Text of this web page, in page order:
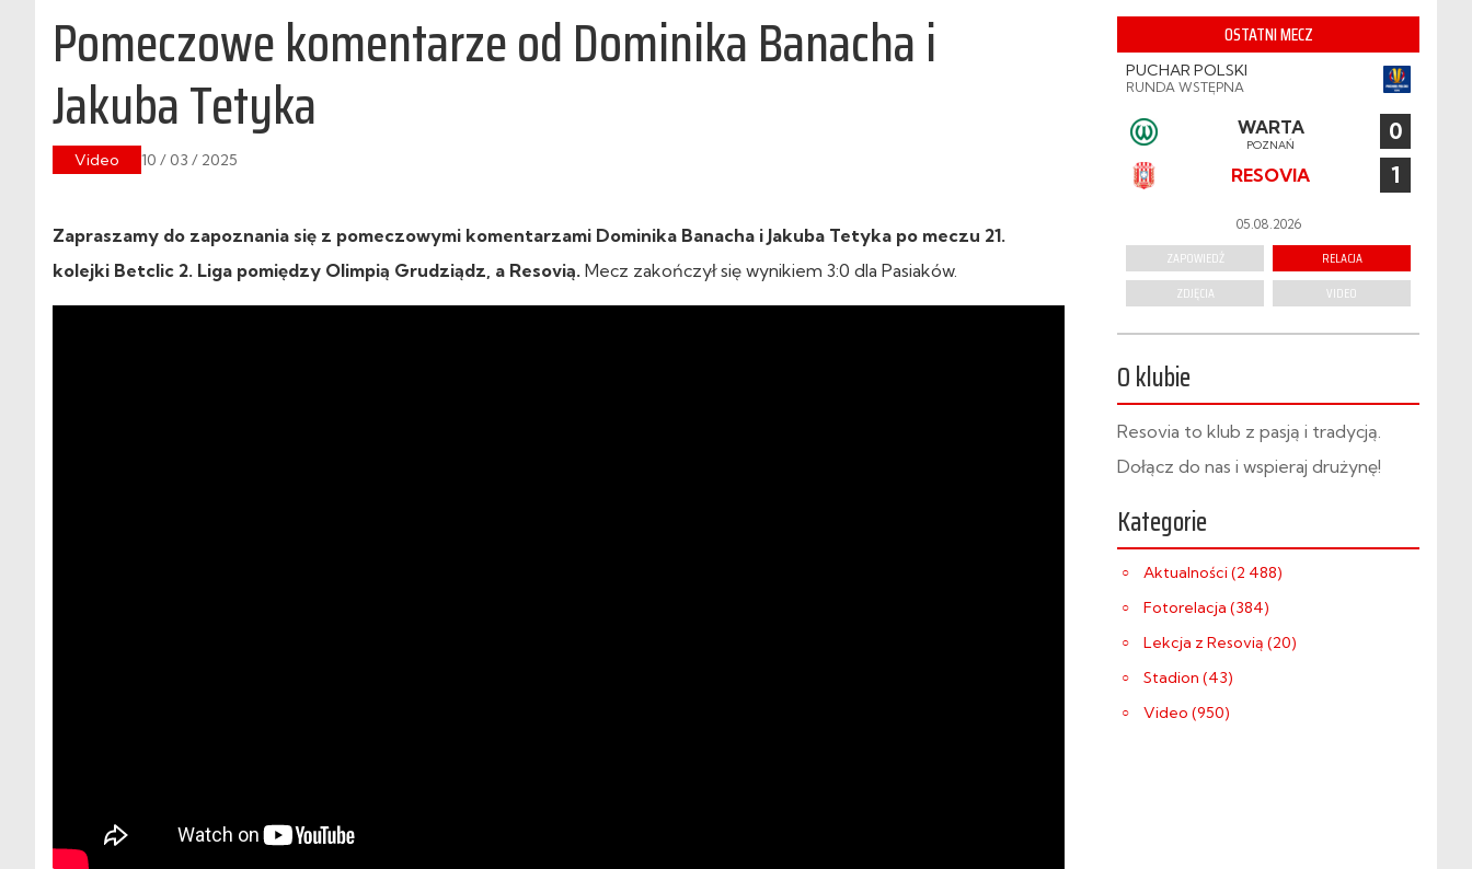
Pomeczowe komentarze od Dominika Banacha i
Jakuba Tetyka
Video 10 / 03 / 2025
Zapraszamy do zapoznania się z pomeczowymi komentarzami Dominika Banacha i Jakuba Tetyka po meczu 21.
kolejki Betclic 2. Liga pomiędzy Olimpią Grudziądz, a Resovią. Mecz zakończył się wynikiem 3:0 dla Pasiaków.
OSTATNI MECZ
PUCHAR POLSKI
RUNDA WSTĘPNA
WARTA
POZNAŃ 0
RESOVIA 1
05.08.2026
ZAPOWIEDŹ
RELACJA
ZDJĘCIA
VIDEO
O klubie
Resovia to klub z pasją i tradycją.
Dołącz do nas i wspieraj drużynę!
Kategorie
Aktualności (2 488)
Fotorelacja (384)
Lekcja z Resovią (20)
Stadion (43)
Video (950)